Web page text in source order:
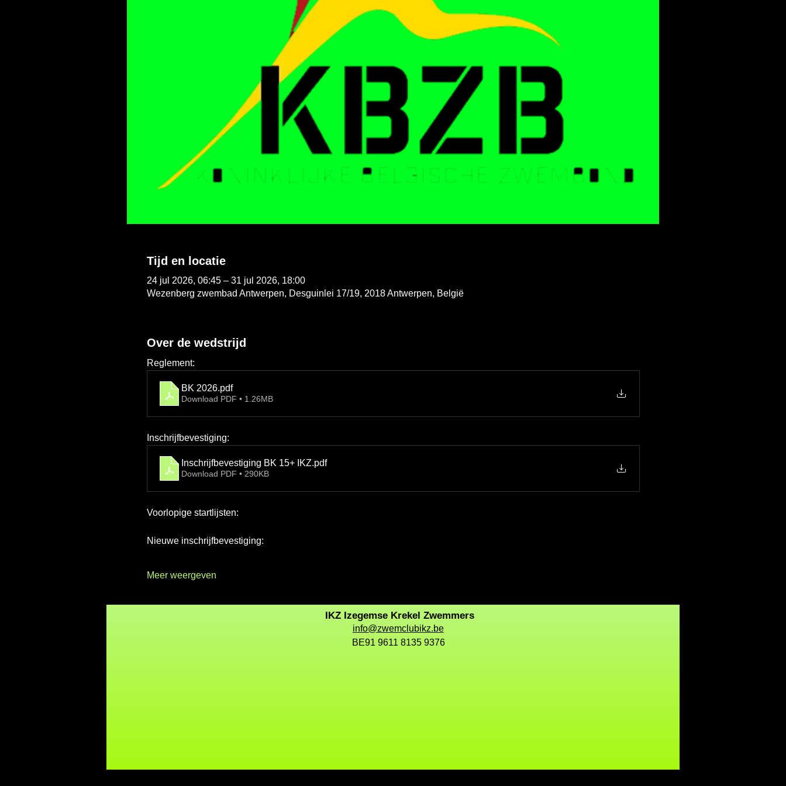
Tijd en locatie
24 jul 2026, 06:45 – 31 jul 2026, 18:00
Wezenberg zwembad Antwerpen, Desguinlei 17/19, 2018 Antwerpen, België
Over de wedstrijd
Reglement:
BK 2026.pdf
Download PDF • 1.26MB
Inschrijfbevestiging:
Inschrijfbevestiging BK 15+ IKZ.pdf
Download PDF • 290KB
Voorlopige startlijsten:
Nieuwe inschrijfbevestiging:
Meer weergeven
IKZ Izegemse Krekel Zwemmers
info@zwemclubikz.be
BE91 9611 8135 9376